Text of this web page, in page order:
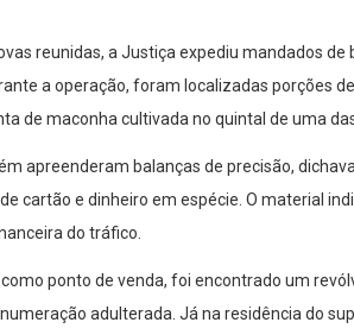
reunidas, a Justiça expediu mandados
a operação, foram localizadas porções
de maconha cultivada no quintal de uma
apreenderam balanças de precisão,
cartão e dinheiro em espécie. O material
do tráfico.
ponto de venda, foi encontrado um
adulterada. Já na residência do